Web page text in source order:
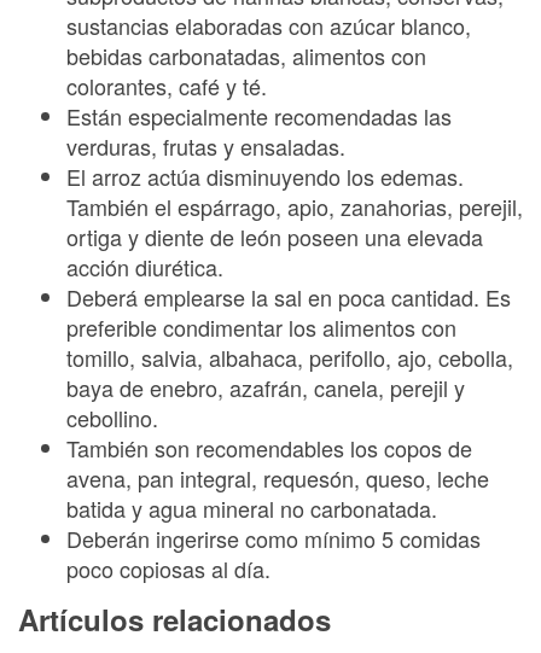
sustancias elaboradas con azúcar blanco,
bebidas carbonatadas, alimentos con
colorantes, café y té.
Están especialmente recomendadas las
verduras, frutas y ensaladas.
El arroz actúa disminuyendo los edemas.
También el espárrago, apio, zanahorias, perejil,
ortiga y diente de león poseen una elevada
acción diurética.
Deberá emplearse la sal en poca cantidad. Es
preferible condimentar los alimentos con
tomillo, salvia, albahaca, perifollo, ajo, cebolla,
baya de enebro, azafrán, canela, perejil y
cebollino.
También son recomendables los copos de
avena, pan integral, requesón, queso, leche
batida y agua mineral no carbonatada.
Deberán ingerirse como mínimo 5 comidas
poco copiosas al día.
Artículos relacionados